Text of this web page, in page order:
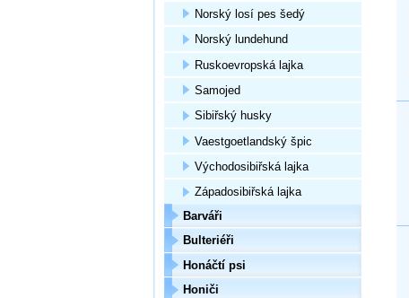
Norský losí pes šedý
Norský lundehund
Ruskoevropská lajka
Samojed
Sibiřský husky
Vaestgoetlandský špic
Východosibiřská lajka
Západosibiřská lajka
Barváři
Bulteriéři
Honáčtí psi
Honiči